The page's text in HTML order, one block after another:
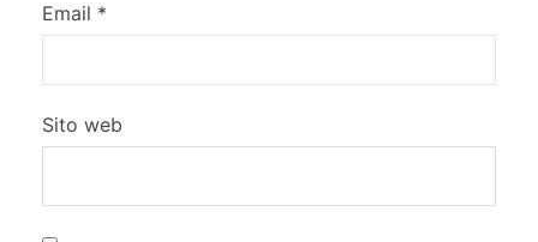
Email *
Sito web